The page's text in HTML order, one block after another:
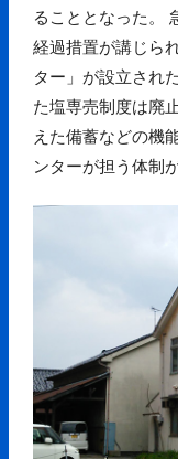
ることとなった。
経過措置が講じら
ター」が設立され
た塩専売制度は廃
えた備蓄などの機
ンターが担う体制